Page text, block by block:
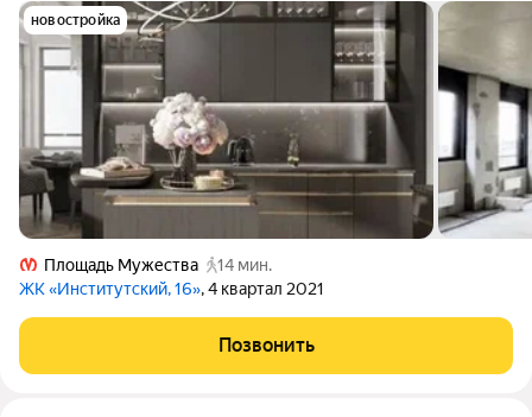
новостройка
Площадь Мужества
14 мин.
ЖК «Институтский, 16», 4 квартал 2021
Позвонить